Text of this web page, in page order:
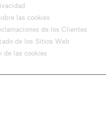
las cookies
de los Clientes
de los Sitios Web
de las cookies